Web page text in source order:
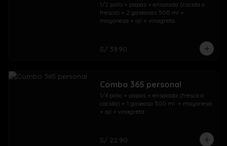
1/2 pollo + papas + ensalada (cocida o
fresca) + 2 gaseosas 500 ml +
mayonesa + ají + vinagreta.
S/ 39.90
Combo 365 personal
1/4 pollo + papas + ensalada (fresca o
cocida) + 1 gaseosa 500 ml  + mayonesa
+ ají + vinagreta.
S/ 22.90